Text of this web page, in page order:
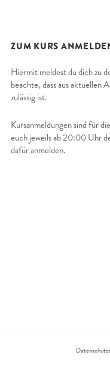
ZUM KURS
Hiermit meldest du dich zu
beachte, dass aus aktuellen
zulässig ist.
Kursanmeldungen sind für
euch jeweils ab 20:00 Uhr
dafür anmelden.